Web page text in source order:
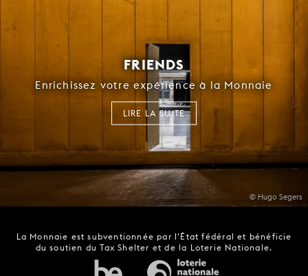
© Hugo Segers
FRIENDS
Enrichissez votre expérience à la Monnaie
LIRE LA SUITE
La Monnaie est subventionnée par l'État fédéral et bénéficie
du soutien du Tax Shelter et de la Loterie Nationale.